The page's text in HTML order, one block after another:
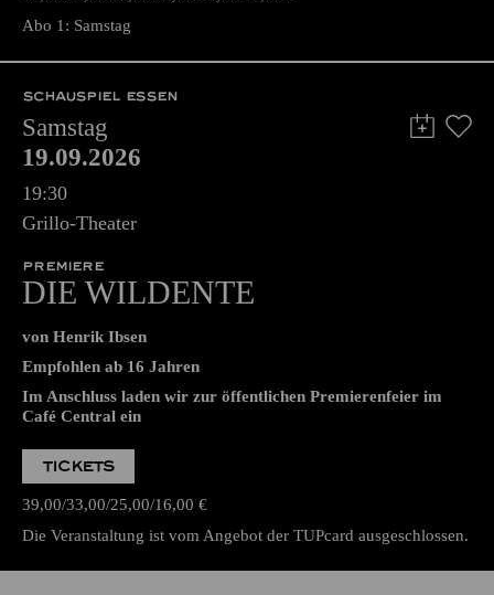
Abo 1: Samstag
SCHAUSPIEL ESSEN
Samstag
19.09.2026
19:30
Grillo-Theater
PREMIERE
DIE WILDENTE
von Henrik Ibsen
Empfohlen ab 16 Jahren
Im Anschluss laden wir zur öffentlichen Premierenfeier im
Café Central ein
TICKETS
39,00 33,00 25,00 16,00 €
Die Veranstaltung ist vom Angebot der TUPcard ausgeschlossen.